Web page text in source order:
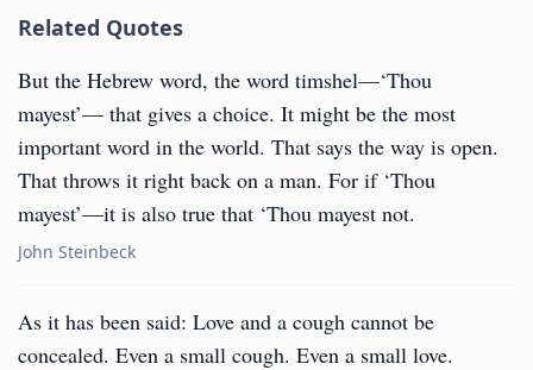
Related Quotes
But the Hebrew word, the word timshel—‘Thou
mayest’— that gives a choice. It might be the most
important word in the world. That says the way is open.
That throws it right back on a man. For if ‘Thou
mayest’—it is also true that ‘Thou mayest not.
John Steinbeck
As it has been said: Love and a cough cannot be
concealed. Even a small cough. Even a small love.